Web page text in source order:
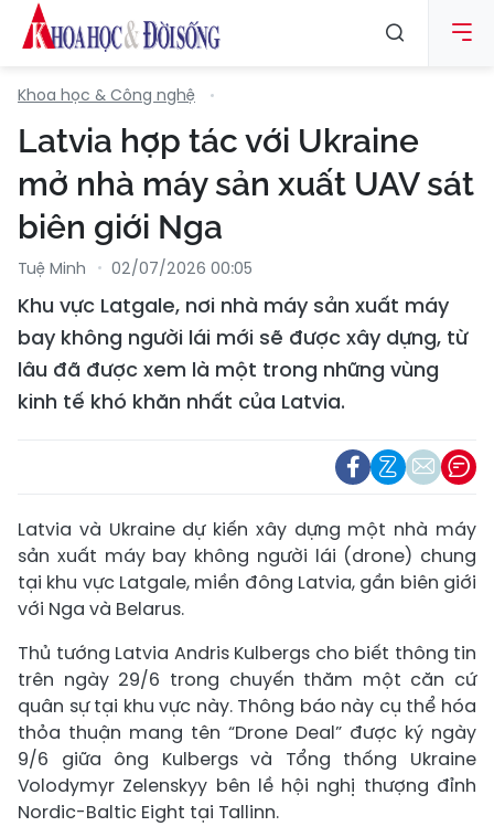
Khoa học & Công nghệ
Latvia hợp tác với Ukraine
mở nhà máy sản xuất UAV sát
biên giới Nga
Tuệ Minh 02/07/2026 00:05
Khu vực Latgale, nơi nhà máy sản xuất máy
bay không người lái mới sẽ được xây dựng, từ
lâu đã được xem là một trong những vùng
kinh tế khó khăn nhất của Latvia.
Latvia và Ukraine dự kiến xây dựng một nhà máy
sản xuất máy bay không người lái (drone) chung
tại khu vực Latgale, miền đông Latvia, gần biên giới
với Nga và Belarus.
Thủ tướng Latvia Andris Kulbergs cho biết thông tin
trên ngày 29/6 trong chuyến thăm một căn cứ
quân sự tại khu vực này. Thông báo này cụ thể hóa
thỏa thuận mang tên “Drone Deal” được ký ngày
9/6 giữa ông Kulbergs và Tổng thống Ukraine
Volodymyr Zelenskyy bên lề hội nghị thượng đỉnh
Nordic-Baltic Eight tại Tallinn.